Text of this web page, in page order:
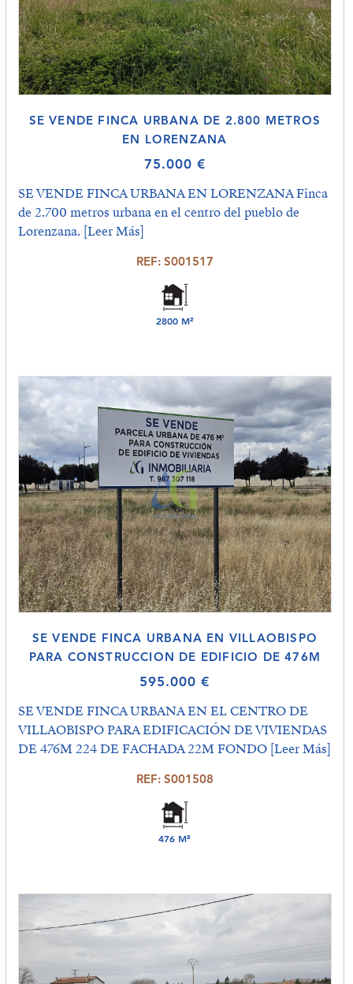
SE VENDE FINCA URBANA DE 2.800 METROS
EN LORENZANA
75.000 €
SE VENDE FINCA URBANA EN LORENZANA Finca
de 2.700 metros urbana en el centro del pueblo de
Lorenzana. [Leer Más]
REF: S001517
2800 M²
SE VENDE FINCA URBANA EN VILLAOBISPO
PARA CONSTRUCCION DE EDIFICIO DE 476M
595.000 €
SE VENDE FINCA URBANA EN EL CENTRO DE
VILLAOBISPO PARA EDIFICACIÓN DE VIVIENDAS
DE 476M 224 DE FACHADA 22M FONDO [Leer Más]
REF: S001508
476 M²